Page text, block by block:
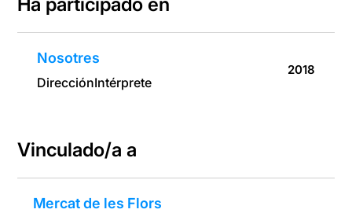
Ha participado en
Nosotres
DirecciónIntérprete
2018
Vinculado/a a
Mercat de les Flors